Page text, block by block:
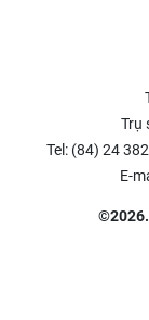
Trụ
Tel: (84) 24
E-
©2026.